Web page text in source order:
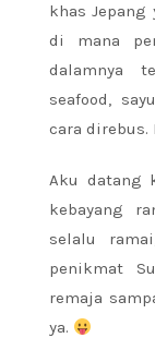
khas Jepang
di mana
dalamnya
seafood,
cara direbus.
Aku datang
kebayang
selalu
penikmat
remaja
ya.